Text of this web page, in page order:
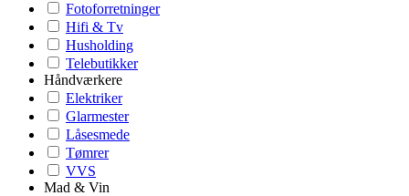
Fotoforretninger
Hifi & Tv
Husholding
Telebutikker
Håndværkere
Elektriker
Glarmester
Låsesmede
Tømrer
VVS
Mad & Vin